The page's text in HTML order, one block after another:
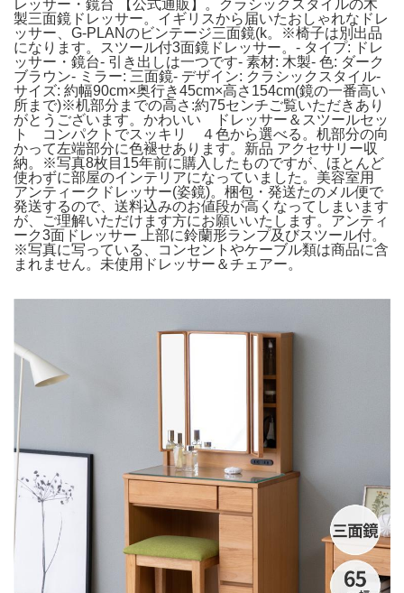
レッサー・鏡台 【公式通販】。クラシックスタイルの木
製三面鏡ドレッサー。イギリスから届いたおしゃれなドレ
ッサー、G-PLANのビンテージ三面鏡(k。※椅子は別出品
になります。スツール付3面鏡ドレッサー。- タイプ: ドレ
ッサー・鏡台- 引き出しは一つです- 素材: 木製- 色: ダーク
ブラウン- ミラー: 三面鏡- デザイン: クラシックスタイル-
サイズ: 約幅90cm×奥行き45cm×高さ154cm(鏡の一番高い
所まで)※机部分までの高さ:約75センチご覧いただきあり
がとうございます。かわいい ドレッサー＆スツールセッ
ト コンパクトでスッキリ ４色から選べる。机部分の向
かって左端部分に色褪せあります。新品 アクセサリー収
納。※写真8枚目15年前に購入したものですが、ほとんど
使わずに部屋のインテリアになっていました。美容室用
アンティークドレッサー(姿鏡)。梱包・発送たのメル便で
発送するので、送料込みのお値段が高くなってしまいます
が、ご理解いただけます方にお願いいたします。アンティ
ーク3面ドレッサー 上部に鈴蘭形ランプ及びスツール付。
※写真に写っている、コンセントやケーブル類は商品に含
まれません。未使用ドレッサー＆チェアー。